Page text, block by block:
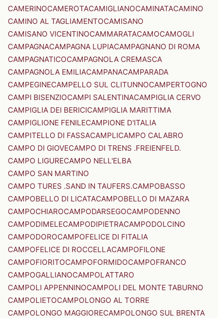
CAMERINOCAMEROTACAMIGLIANOCAMINATACAMINO
CAMINO AL TAGLIAMENTOCAMISANO
CAMISANO VICENTINOCAMMARATACAMOCAMOGLI
CAMPAGNACAMPAGNA LUPIACAMPAGNANO DI ROMA
CAMPAGNATICOCAMPAGNOLA CREMASCA
CAMPAGNOLA EMILIACAMPANACAMPARADA
CAMPEGINECAMPELLO SUL CLITUNNOCAMPERTOGNO
CAMPI BISENZIOCAMPI SALENTINACAMPIGLIA CERVO
CAMPIGLIA DEI BERICICAMPIGLIA MARITTIMA
CAMPIGLIONE FENILECAMPIONE D'ITALIA
CAMPITELLO DI FASSACAMPLICAMPO CALABRO
CAMPO DI GIOVECAMPO DI TRENS .FREIENFELD.
CAMPO LIGURECAMPO NELL'ELBA
CAMPO SAN MARTINO
CAMPO TURES .SAND IN TAUFERS.CAMPOBASSO
CAMPOBELLO DI LICATACAMPOBELLO DI MAZARA
CAMPOCHIAROCAMPODARSEGOCAMPODENNO
CAMPODIMELECAMPODIPIETRACAMPODOLCINO
CAMPODOROCAMPOFELICE DI FITALIA
CAMPOFELICE DI ROCCELLACAMPOFILONE
CAMPOFIORITOCAMPOFORMIDOCAMPOFRANCO
CAMPOGALLIANOCAMPOLATTARO
CAMPOLI APPENNINOCAMPOLI DEL MONTE TABURNO
CAMPOLIETOCAMPOLONGO AL TORRE
CAMPOLONGO MAGGIORECAMPOLONGO SUL BRENTA